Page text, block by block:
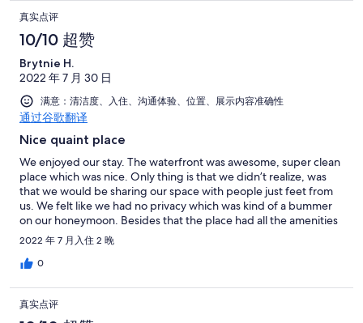
真实点评
10/10 超赞
Brytnie H.
2022 年 7 月 30 日
满意：清洁度、入住、沟通体验、位置、展示内容准确性
通过谷歌翻译
Nice quaint place
We enjoyed our stay. The waterfront was awesome, super clean
place which was nice. Only thing is that we didn’t realize, was
that we would be sharing our space with people just feet from
us. We felt like we had no privacy which was kind of a bummer
on our honeymoon. Besides that the place had all the amenities
we needed and was nice. Would stay agai! oh and the treats and
wine were a nice touch
2022 年 7 月入住 2 晚
0
真实点评